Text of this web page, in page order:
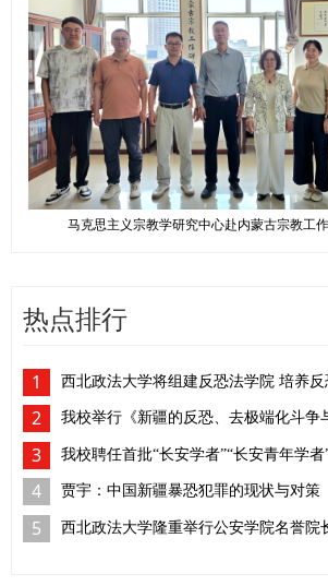
马克思主义宗教学研究中心赴内蒙古宗教工
热点排行
1 西北政法大学将组建反恐法学院 培养
2
3 我校聘任首批“长安学者”“长安青年学者
4 贾宇：中国新疆暴恐犯罪的现状与对策
5